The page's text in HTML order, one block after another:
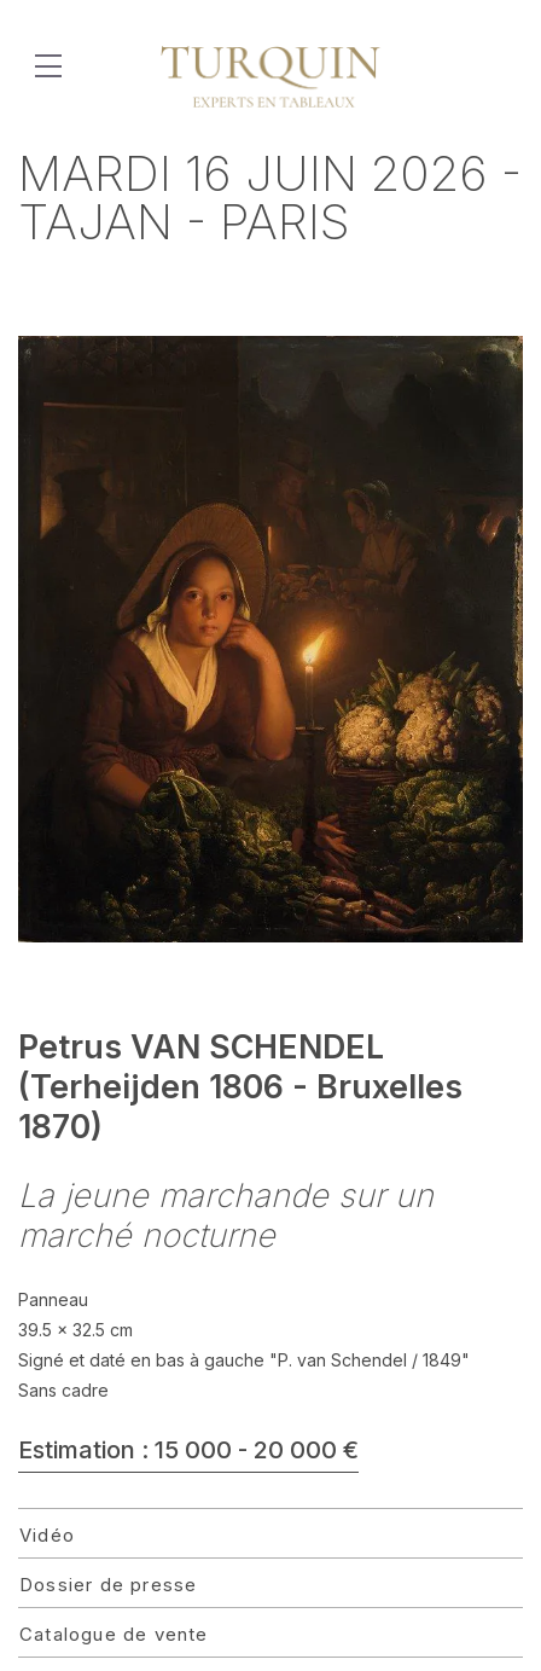
MARDI 16 JUIN 2026 -
TAJAN - PARIS
Petrus VAN SCHENDEL
(Terheijden 1806 - Bruxelles
1870)
La jeune marchande sur un
marché nocturne
Panneau
39.5 x 32.5 cm
Signé et daté en bas à gauche "P. van Schendel / 1849"
Sans cadre
Estimation : 15 000 - 20 000 €
Vidéo
Dossier de presse
Catalogue de vente